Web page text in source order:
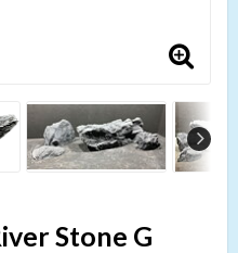
Stone G